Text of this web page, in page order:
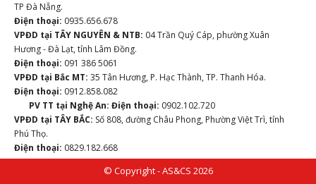
TP Đà Nẵng.
Điện thoại: 0935.656.678
VPĐD tại TÂY NGUYÊN & NTB: 04 Trần Quý Cáp, phường Xuân
Hương - Đà Lạt, tỉnh Lâm Đồng.
Điện thoại: 091 386 5061
VPĐD tại Bắc MT: 35 Tân Hương, P. Hạc Thành, TP. Thanh Hóa.
Điện thoại: 0912.858.082
PV TT tại Nghệ An: Điện thoại: 0902.102.720
VPĐD tại TÂY BẮC: Số 808, đường Châu Phong, Phường Việt Trì, tỉnh
Phú Thọ.
Điện thoại: 0829.182.668
© Copyright - AS&CS 2026